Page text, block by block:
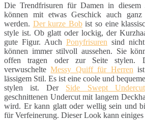
Die Trendfrisuren für Damen in
können mit etwas Geschick auch ganz
werden. Der kurze Bobist so eine
style ist. Ob glatt oder lockig, der
gute Figur. Auch Ponyfrisuren sind
können immer stilvoll aussehen. Sie
offen tragen oder zur Seite stylen.
verwuschelteMessy Quiff für Herren
lässigem Stil. Es ist eine coole und
stylen ist. Der Side Swept Undercut
geschnittenen Undercut mit langem
wird. Er kann glatt oder wellig sein und
für Verfeinerung. Dieser Look kann einiges